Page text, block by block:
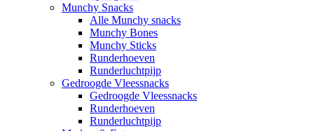
Munchy Snacks
Alle Munchy snacks
Munchy Bones
Munchy Sticks
Runderhoeven
Runderluchtpijp
Gedroogde Vleessnacks
Gedroogde Vleessnacks
Runderhoeven
Runderluchtpijp